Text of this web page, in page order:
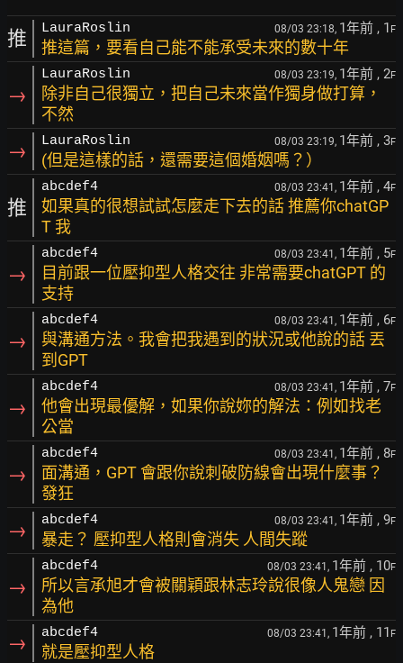
推 LauraRoslin 08/03 23:18, 1年前 , 1 F
推這篇，要看自己能不能承受未來的數十年
→
LauraRoslin 08/03 23:19, 1年前 , 2F
除非自己很獨立，把自己未來當作獨身做打算，
不然
→ LauraRoslin 08/03 23:19, 1年前 , 3F
(但是這樣的話，還需要這個婚姻嗎？）
推
abcdef4 08/03 23:41, 1年前 , 4F
如果真的很想試試怎麼走下去的話 推薦你chatGP
T 我
→
abcdef4 08/03 23:41, 1年前 , 5F
目前跟一位壓抑型人格交往 非常需要chatGPT 的
支持
→
abcdef4 08/03 23:41, 1年前 , 6F
與溝通方法。我會把我遇到的狀況或他說的話 丟
到GPT
→
abcdef4 08/03 23:41, 1年前 , 7F
他會出現最優解，如果你說妳的解法：例如找老
公當
→
abcdef4 08/03 23:41, 1年前 , 8F
面溝通，GPT 會跟你說刺破防線會出現什麼事？
發狂
→ abcdef4 08/03 23:41, 1年前 , 9F
暴走？ 壓抑型人格則會消失 人間失蹤
→
abcdef4 08/03 23:41, 1年前 , 10F
所以言承旭才會被關穎跟林志玲說很像人鬼戀 因
為他
→ abcdef4 08/03 23:41, 1年前 , 11 F
就是壓抑型人格